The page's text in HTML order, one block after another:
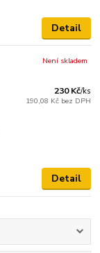
Detail
230 Kč/ks
190,08 Kč bez DPH
Není skladem
Detail